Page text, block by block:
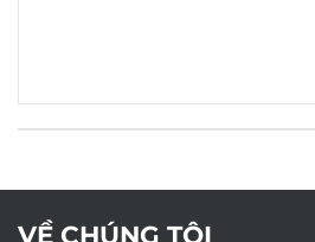
VỀ CHÚNG TÔI